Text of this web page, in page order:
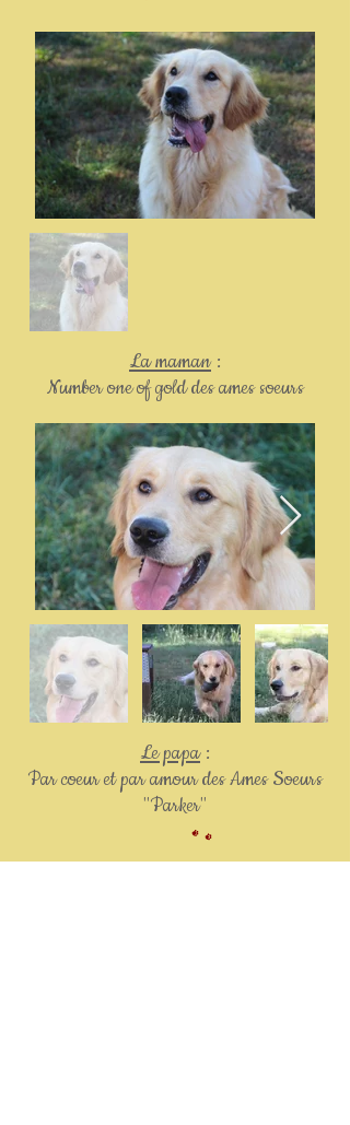
La maman:
Number one of gold des ames soeurs
Le papa:
Par coeur et par amour des Ames Soeurs
"Parker"